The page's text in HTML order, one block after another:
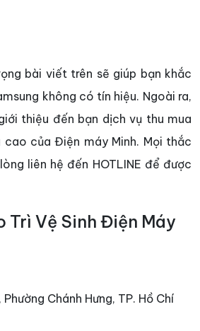
bài viết trên sẽ giúp bạn khắc
không có tín hiệu. Ngoài ra,
thiệu đến bạn dịch vụ thu mua
cao của Điện máy Minh. Mọi thắc
liên hệ đến HOTLINE để được
Trì Vệ Sinh Điện Máy
Chánh Hưng, TP. Hồ Chí